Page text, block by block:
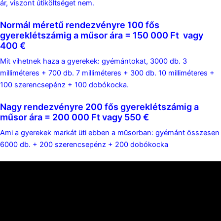
ár, viszont útiköltséget nem.
Normál méretű rendezvényre 100 fős
gyereklétszámig a műsor ára = 150 000 Ft vagy
400 €
Mit vihetnek haza a gyerekek: gyémántokat, 3000 db. 3
milliméteres + 700 db. 7 milliméteres + 300 db. 10 milliméteres +
100 szerencsepénz + 100 dobókocka.
Nagy rendezvényre 200 fős gyereklétszámig a
műsor ára = 200 000 Ft vagy 550 €
Ami a gyerekek markát üti ebben a műsorban: gyémánt összesen
6000 db. + 200 szerencsepénz + 200 dobókocka